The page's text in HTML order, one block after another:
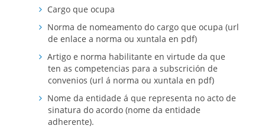
Cargo que ocupa
Norma de nomeamento do cargo que ocupa (url
de enlace a norma ou xuntala en pdf)
Artigo e norma habilitante en virtude da que
ten as competencias para a subscrición de
convenios (url á norma ou xuntala en pdf)
Nome da entidade á que representa no acto de
sinatura do acordo (nome da entidade
adherente).